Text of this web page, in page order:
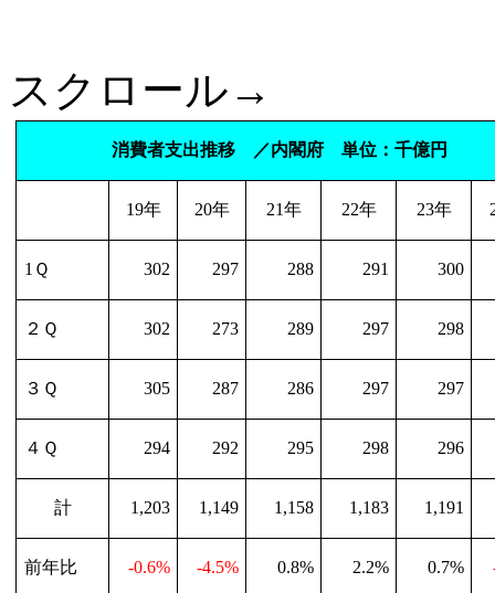
スクロール→
消費者支出推移 ／内閣府 単位：千億円
19年 20年 21年 22年 23年
1 Ｑ 302 297 288 291 300
２Ｑ 302 273 289 297 298
３Ｑ 305 287 286 297 297
４Ｑ 294 292 295 298 296
計 1,203 1,149 1,158 1,183 1,191
前年比 -0.6% -4.5% 0.8% 2.2% 0.7%